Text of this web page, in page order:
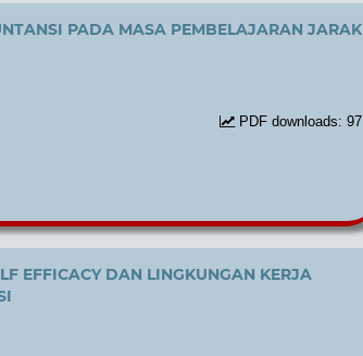
PADA MASA PEMBELAJARAN JARAK
PDF downloads: 97
EFFICACY DAN LINGKUNGAN KERJA